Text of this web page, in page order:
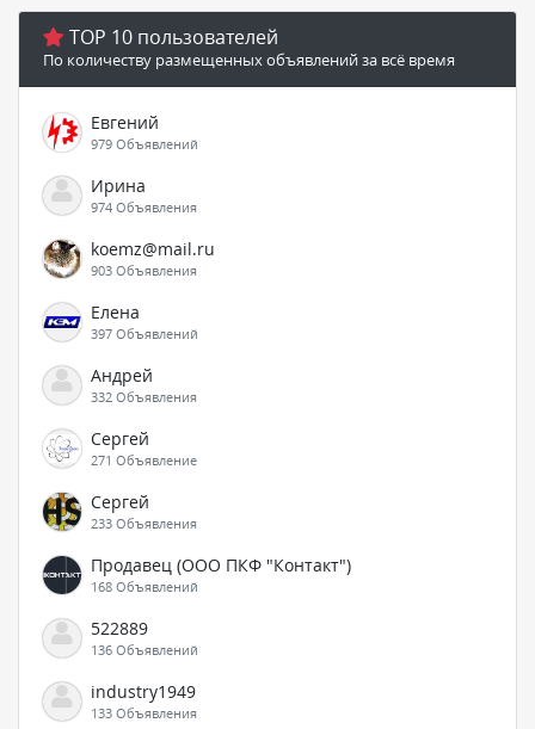
TOP 10 пользователей
По количеству размещенных объявлений за всё время
Евгений
979 Объявлений
Ирина
974 Объявления
koemz@mail.ru
903 Объявления
Елена
397 Объявлений
Андрей
332 Объявления
Сергей
271 Объявление
Сергей
233 Объявления
Продавец (ООО ПКФ "Контакт")
168 Объявлений
522889
136 Объявлений
industry1949
133 Объявления